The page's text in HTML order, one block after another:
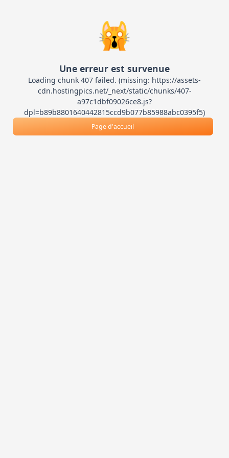
🙀
Une erreur est survenue
Loading chunk 407 failed. (missing: https://assets-
cdn.hostingpics.net/_next/static/chunks/407-
a97c1dbf09026ce8.js?
dpl=b89b8801640442815ccd9b077b85988abc0395f5)
Page d'accueil